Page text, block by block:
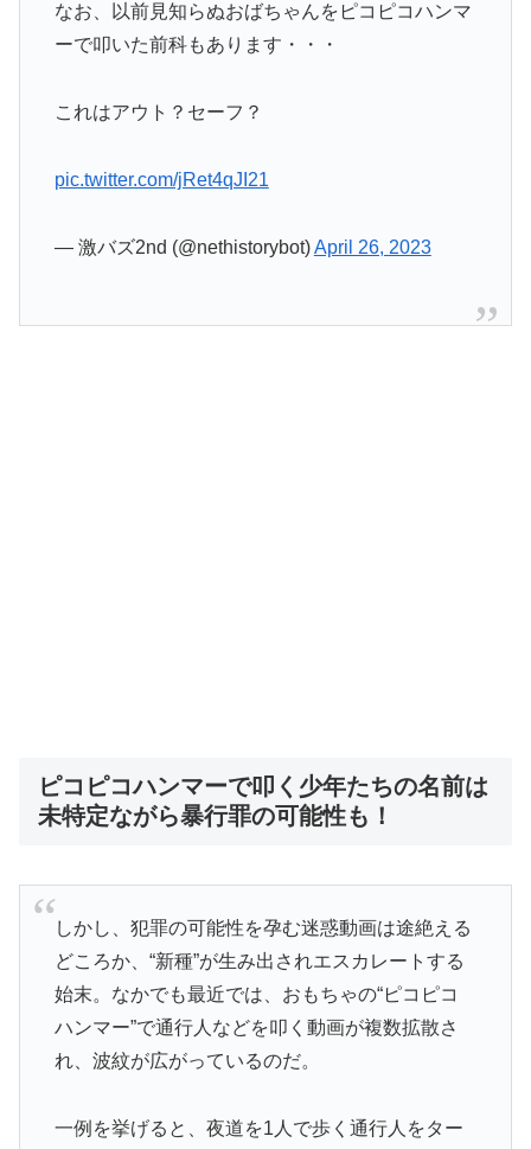
なお、以前見知らぬおばちゃんをピコピコハンマ
ーで叩いた前科もあります・・・
これはアウト？セーフ？
pic.twitter.com/jRet4qJI21
— 激バズ2nd (@nethistorybot)April 26, 2023
ピコピコハンマーで叩く少年たちの名前は
未特定ながら暴行罪の可能性も！
しかし、犯罪の可能性を孕む迷惑動画は途絶える
どころか、“新種”が生み出されエスカレートする
始末。なかでも最近では、おもちゃの“ピコピコ
ハンマー”で通行人などを叩く動画が複数拡散さ
れ、波紋が広がっているのだ。
一例を挙げると、夜道を1人で歩く通行人をター